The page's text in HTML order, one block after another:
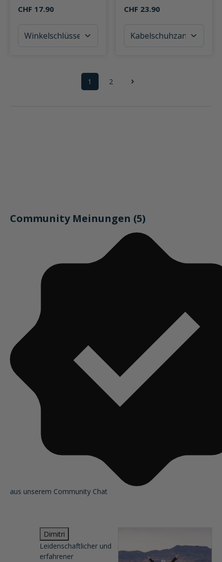
CHF 17.90
6mm²
CHF 23.90
Seite
1 Seite
2
Community Meinungen (5)
aus unserem Community Chat
Dimitri
Leidenschaftlicher und
erfahrener